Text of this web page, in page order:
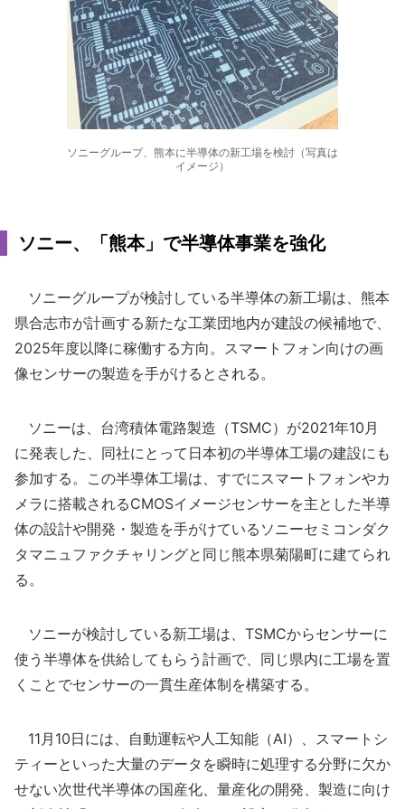
ソニーグループ、熊本に半導体の新工場を検討（写真は
イメージ）
ソニー、「熊本」で半導体事業を強化
ソニーグループが検討している半導体の新工場は、熊本
県合志市が計画する新たな工業団地内が建設の候補地で、
2025年度以降に稼働する方向。スマートフォン向けの画
像センサーの製造を手がけるとされる。
ソニーは、台湾積体電路製造（TSMC）が2021年10月
に発表した、同社にとって日本初の半導体工場の建設にも
参加する。この半導体工場は、すでにスマートフォンやカ
メラに搭載されるCMOSイメージセンサーを主とした半導
体の設計や開発・製造を手がけているソニーセミコンダク
タマニュファクチャリングと同じ熊本県菊陽町に建てられ
る。
ソニーが検討している新工場は、TSMCからセンサーに
使う半導体を供給してもらう計画で、同じ県内に工場を置
くことでセンサーの一貫生産体制を構築する。
11月10日には、自動運転や人工知能（AI）、スマートシ
ティーといった大量のデータを瞬時に処理する分野に欠か
せない次世代半導体の国産化、量産化の開発、製造に向け